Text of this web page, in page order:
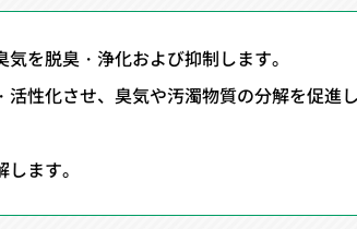
を脱臭・浄化および抑制します。
性化させ、臭気や汚濁物質の分解を促進
ます。